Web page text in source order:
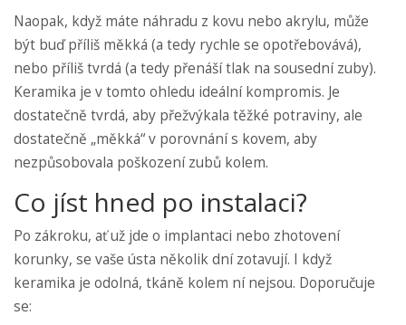
Naopak, když máte náhradu z kovu nebo akrylu, může
být buď příliš měkká (a tedy rychle se opotřebovává),
nebo příliš tvrdá (a tedy přenáší tlak na sousední zuby).
Keramika je v tomto ohledu ideální kompromis. Je
dostatečně tvrdá, aby přežvýkala těžké potraviny, ale
dostatečně „měkká“ v porovnání s kovem, aby
nezpůsobovala poškození zubů kolem.
Co jíst hned po instalaci?
Po zákroku, ať už jde o implantaci nebo zhotovení
korunky, se vaše ústa několik dní zotavují. I když
keramika je odolná, tkáně kolem ní nejsou. Doporučuje
se: